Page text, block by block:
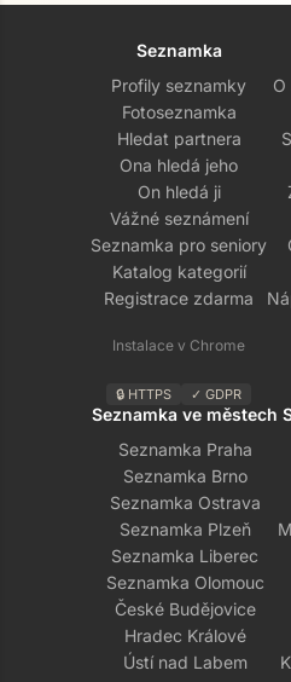
Seznamka
Profily seznamky
Fotoseznamka
Hledat partnera
Ona hledá jeho
On hledá ji
Vážné seznámení
Seznamka pro seniory
Katalog kategorií
Registrace zdarma
Instalace v Chrome
🔒 HTTPS ✓ GDPR
O
Seznamka ve městech
Seznamka Praha
Seznamka Brno
Seznamka Ostrava
Seznamka Plzeň
Seznamka Liberec
Seznamka Olomouc
České Budějovice
Hradec Králové
Ústí nad Labem